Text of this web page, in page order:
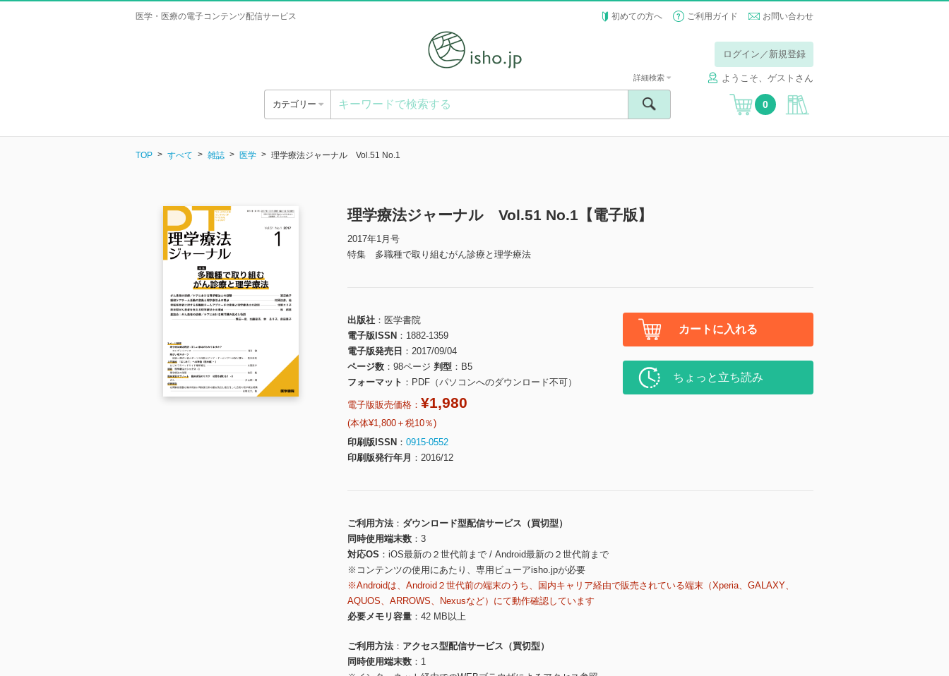
医学・医療の電子コンテンツ配信サービス 初めての方へ ご利用ガイド お問い合わせ
ログイン／新規登録
ようこそ、ゲストさん
カテゴリー
詳細検索
0
TOP すべて 雑誌 医学 理学療法ジャーナル Vol.51 No.1
理学療法ジャーナル Vol.51 No.1【電子版】
2017年1月号
特集 多職種で取り組むがん診療と理学療法
出版社
医学書院
電子版ISSN
1882-1359
電子版発売日
2017/09/04
ページ数
98ページ 判型
B5
フォーマット
PDF（パソコンへのダウンロード不可）
電子版販売価格： ¥1,980
(本体¥1,800＋税10％)
印刷版ISSN
0915-0552
印刷版発行年月
2016/12
カートに入れる
ちょっと立ち読み
ご利用方法
ダウンロード型配信サービス（買切型）
同時使用端末数
3
対応OS
iOS最新の２世代前まで / Android最新の２世代前まで
※コンテンツの使用にあたり、専用ビューアisho.jpが必要
※Androidは、Android２世代前の端末のうち、国内キャリア経由で販売されている端末（Xperia、GALAXY、
AQUOS、ARROWS、Nexusなど）にて動作確認しています
必要メモリ容量
42 MB以上
ご利用方法
アクセス型配信サービス（買切型）
同時使用端末数
1